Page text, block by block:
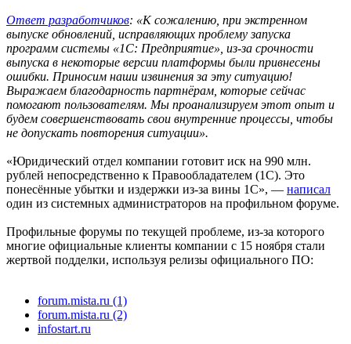
Ответ разработчиков: «К сожалению, при экстренном
выпуске обновлений, исправляющих проблему запуска
программ системы «1С: Предприятие», из-за срочности
выпуска в некоторые версии платформы были привнесены
ошибки. Приносим наши извинения за эту ситуацию!
Выражаем благодарность партнёрам, которые сейчас
помогают пользователям. Мы проанализируем этот опыт и
будем совершенствовать свои внутренние процессы, чтобы
не допускать повторения ситуации».
«Юридический отдел компании готовит иск на 990 млн.
рублей непосредственно к Правообладателем (1С). Это
понесённые убытки и издержки из-за вины 1С», — написал
один из системных администраторов на профильном форуме.
Профильные форумы по текущей проблеме, из-за которого
многие официальные клиенты компании с 15 ноября стали
жертвой подделки, используя релизы официального ПО:
forum.mista.ru (1)
forum.mista.ru (2)
infostart.ru